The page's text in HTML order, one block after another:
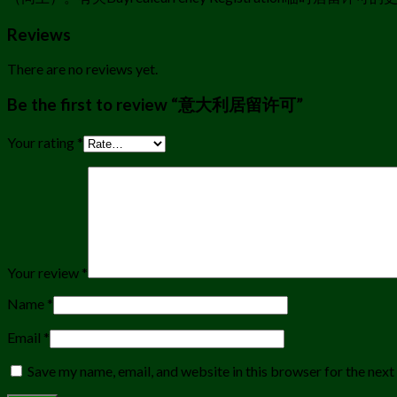
Reviews
There are no reviews yet.
Be the first to review “意大利居留许可”
Your rating *
Your review *
Name *
Email *
Save my name, email, and website in this browser for the